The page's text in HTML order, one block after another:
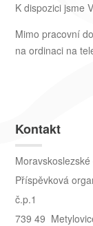
K dispozici jsme
Mimo pracovní
na ordinaci na
Kontakt
Příspěvková
č.p.1
739 49